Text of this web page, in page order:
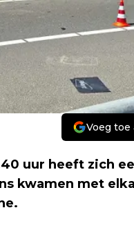
Voeg toe
uur heeft zich
kwamen met